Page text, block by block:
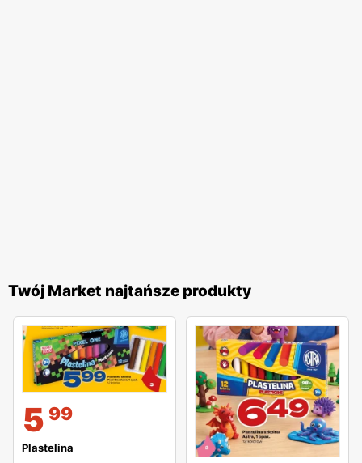
Twój Market najtańsze produkty
5 99
Plastelina